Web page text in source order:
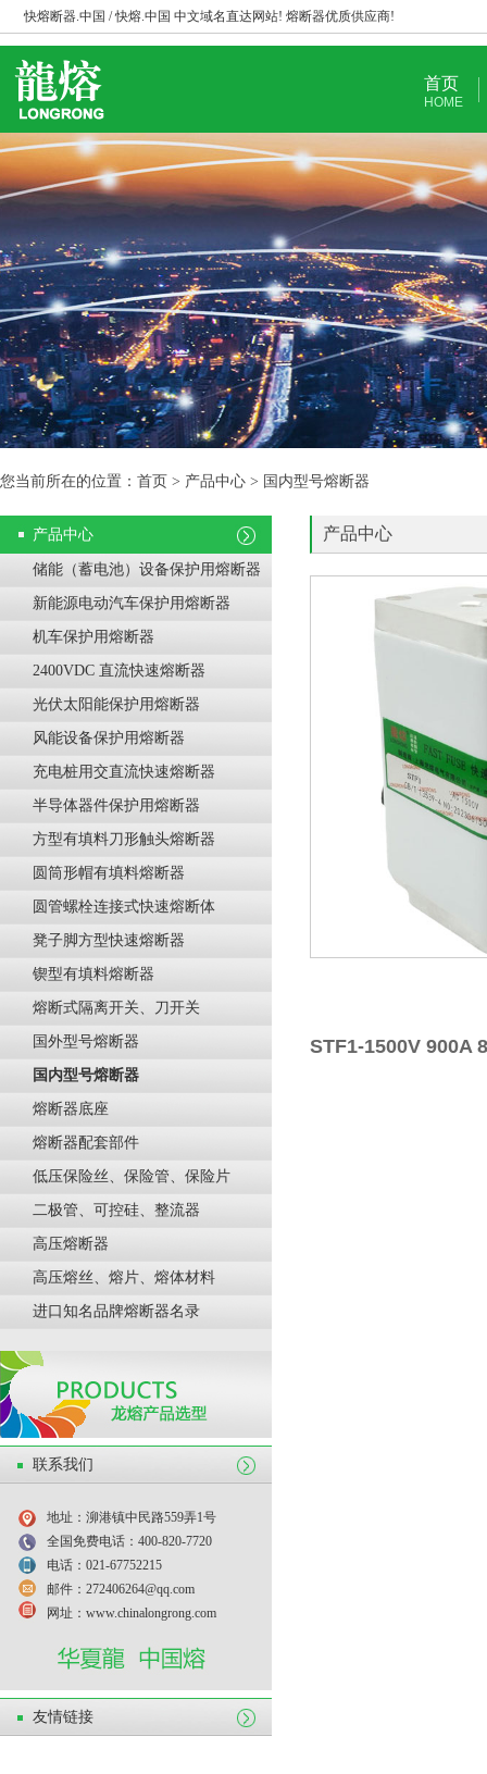
快熔断器.中国 / 快熔.中国 中文域名直达网站! 熔断器优质供应商!
首页
HOME
您当前所在的位置：首页 > 产品中心 > 国内型号熔断器
产品中心
储能（蓄电池）设备保护用熔断器
新能源电动汽车保护用熔断器
机车保护用熔断器
2400VDC 直流快速熔断器
光伏太阳能保护用熔断器
风能设备保护用熔断器
充电桩用交直流快速熔断器
半导体器件保护用熔断器
方型有填料刀形触头熔断器
圆筒形帽有填料熔断器
圆管螺栓连接式快速熔断体
凳子脚方型快速熔断器
锲型有填料熔断器
熔断式隔离开关、刀开关
国外型号熔断器
国内型号熔断器
熔断器底座
熔断器配套部件
低压保险丝、保险管、保险片
二极管、可控硅、整流器
高压熔断器
高压熔丝、熔片、熔体材料
进口知名品牌熔断器名录
联系我们
地址：泖港镇中民路559弄1号
全国免费电话：400-820-7720
电话：021-67752215
邮件：272406264@qq.com
网址：www.chinalongrong.com
友情链接
产品中心
STF1-1500V 900A